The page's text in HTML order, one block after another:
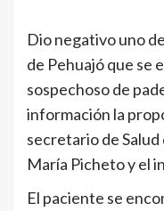
Dio negativo uno
de Pehuajó que se
sospechoso de
información la
secretario de
María Picheto y el
El paciente se